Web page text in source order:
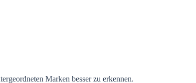
Marken besser zu erkennen.